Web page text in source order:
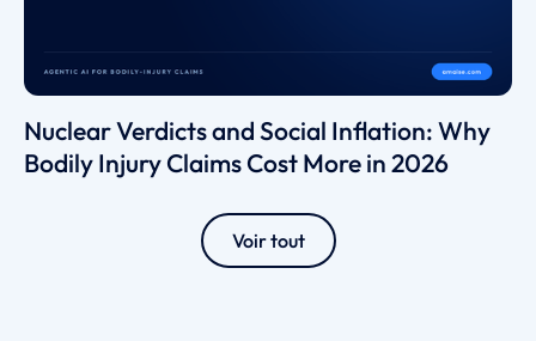
Nuclear Verdicts and Social Inflation: Why
Bodily Injury Claims Cost More in 2026
Voir tout